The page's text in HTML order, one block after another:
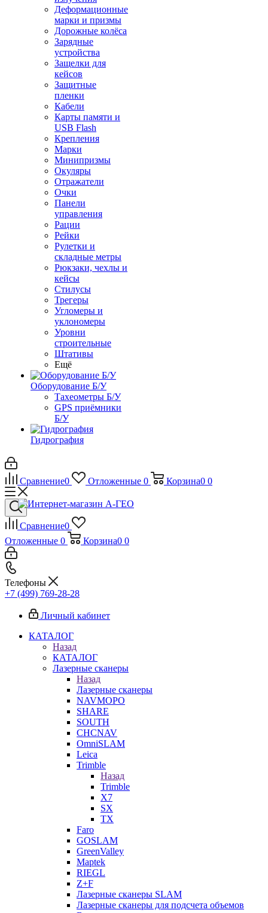
Деформационные
марки и призмы
Дорожные колёса
Зарядные
устройства
Защелки для
кейсов
Защитные
пленки
Кабели
Карты памяти и
USB Flash
Крепления
Марки
Минипризмы
Окуляры
Отражатели
Очки
Панели
управления
Рации
Рейки
Рулетки и
складные метры
Рюкзаки, чехлы и
кейсы
Стилусы
Трегеры
Угломеры и
уклономеры
Уровни
строительные
Штативы
Ещё
Оборудование Б/У
Тахеометры Б/У
GPS приёмники
Б/У
Гидрография
Сравнение0 Отложенные 0 Корзина0 0
Сравнение0
Отложенные 0 Корзина0 0
Телефоны
+7 (499) 769-28-28
Личный кабинет
КАТАЛОГ
Назад
КАТАЛОГ
Лазерные сканеры
Назад
Лазерные сканеры
NAVMOPO
SHARE
SOUTH
CHCNAV
OmniSLAM
Leica
Trimble
Назад
Trimble
X7
SX
TX
Faro
GOSLAM
GreenValley
Maptek
RIEGL
Z+F
Лазерные сканеры SLAM
Лазерные сканеры для подсчета объемов